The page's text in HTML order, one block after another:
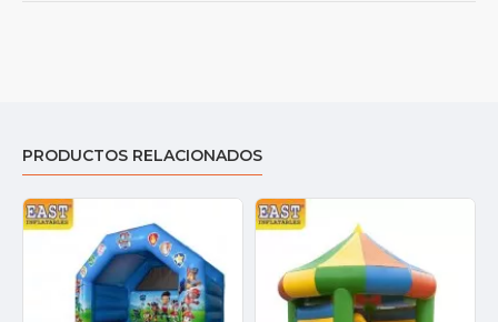
PRODUCTOS RELACIONADOS